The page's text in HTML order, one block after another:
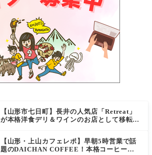
【山形市七日町】長井の人気店「Retreat」
が本格洋食デリ＆ワインのお店として移転オ
【山形・上山カフェレポ】早朝5時営業で話
題のDAICHAN COFFEE！本格コーヒーを